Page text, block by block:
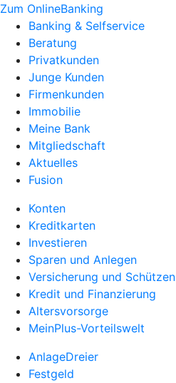
Zum OnlineBanking
Banking & Selfservice
Beratung
Privatkunden
Junge Kunden
Firmenkunden
Immobilie
Meine Bank
Mitgliedschaft
Aktuelles
Fusion
Konten
Kreditkarten
Investieren
Sparen und Anlegen
Versicherung und Schützen
Kredit und Finanzierung
Altersvorsorge
MeinPlus-Vorteilswelt
AnlageDreier
Festgeld